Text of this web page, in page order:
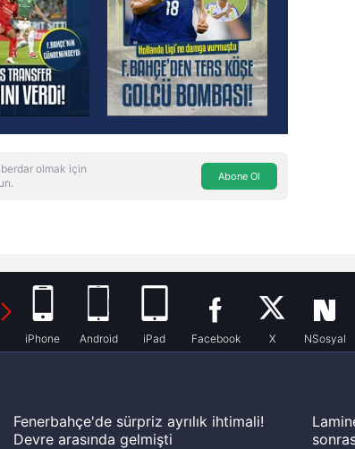
olmak için
Abone Ol
iPhone Android iPad Facebook X NSosyal
Fenerbahçe'de sürpriz ayrılık ihtimali!
Devre arasında gelmişti